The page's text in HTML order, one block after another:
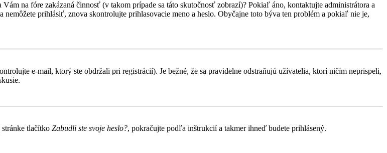
na fóre zakázaná činnosť (v takom prípade sa táto skutočnosť zobrazí)? Pokiaľ áno, kontaktujte administrátora a
prihlásiť, znova skontrolujte prihlasovacie meno a heslo. Obyčajne toto býva ten problém a pokiaľ nie je,
e-mail, ktorý ste obdržali pri registrácií). Je bežné, že sa pravidelne odstraňujú užívatelia, ktorí ničím neprispeli,
tlačítko Zabudli ste svoje heslo?, pokračujte podľa inštrukcií a takmer ihneď budete prihlásený.